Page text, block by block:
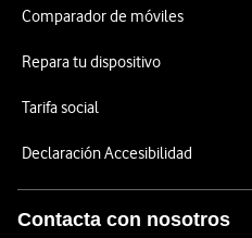
Comparador de móviles
Repara tu dispositivo
Tarifa social
Declaración Accesibilidad
Contacta con nosotros